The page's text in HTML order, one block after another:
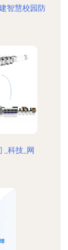
智慧校园防
_科技_网